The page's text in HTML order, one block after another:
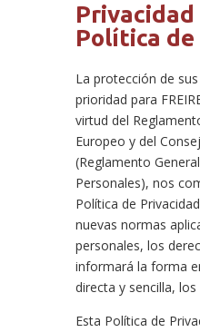
Privacidad
Política de
La protección de
prioridad para
virtud del
Europeo y del
(Reglamento
Personales), nos
Política de
nuevas normas
personales, los
informará la forma
directa y sencilla,
Esta Política de